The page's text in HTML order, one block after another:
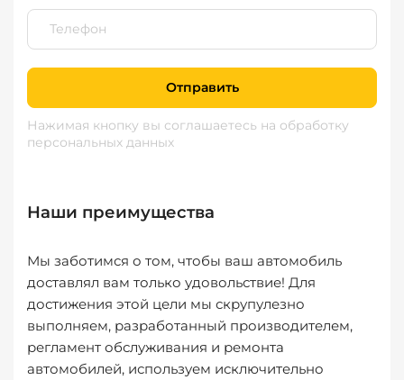
Отправить
Нажимая кнопку вы соглашаетесь на обработку
персональных данных
Наши преимущества
Мы заботимся о том, чтобы ваш автомобиль
доставлял вам только удовольствие! Для
достижения этой цели мы скрупулезно
выполняем, разработанный производителем,
регламент обслуживания и ремонта
автомобилей, используем исключительно